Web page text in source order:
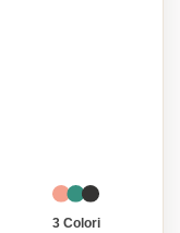
3 Colori